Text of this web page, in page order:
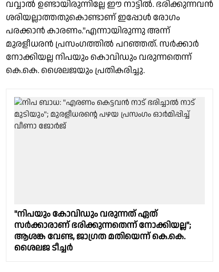
വവ്വാൽ ഉണ്ടായിരുന്നില്ലേ ഈ നാട്ടിൽ. ഭരിക്കുന്നവൻ
ശരിയല്ലാത്തതുകൊണ്ടാണ് ഇപ്പോൾ രോഗം
പരക്കാൻ കാരണം."എന്നായിരുന്നു അന്ന്
മുരളീധരൻ പ്രസംഗത്തിൽ പറഞ്ഞത്. സർക്കാർ
നോക്കിയല്ല നിപയും കൊവിഡും വരുന്നതെന്ന്
കെ.കെ. ശൈലജയും പ്രതികരിച്ചു.
"നിപയും കോവിഡും വരുന്നത് ഏത്
സർക്കാരാണ് ഭരിക്കുന്നതെന്ന് നോക്കിയല്ല";
ആശങ്ക വേണ്ട, ജാഗ്രത മതിയെന്ന് കെ.കെ.
ശൈലജ ടീച്ചർ